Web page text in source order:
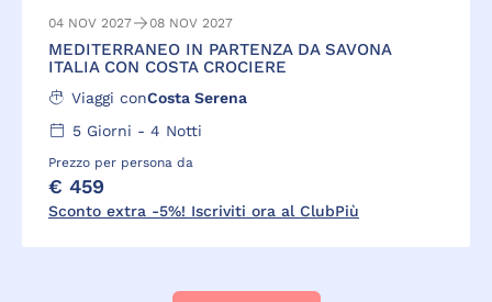
04 NOV 2027 08 NOV 2027
MEDITERRANEO IN PARTENZA DA SAVONA
ITALIA CON COSTA CROCIERE
Viaggi conCosta Serena
5Giorni - 4 Notti
Prezzo per persona da
€ 459
Sconto extra -5%! Iscriviti ora al ClubPiù